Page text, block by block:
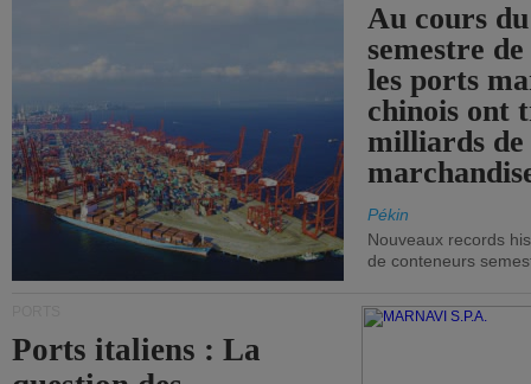
Au cours
semestre
les ports
chinois ont
milliards de
Pékin
Nouveaux records
de conteneurs
Ports italiens : La